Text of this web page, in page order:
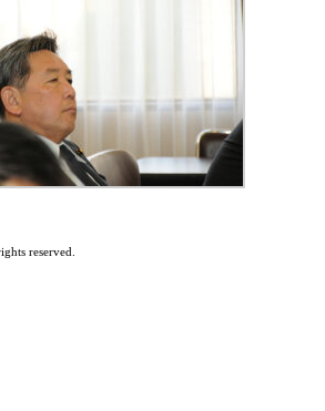
reserved.